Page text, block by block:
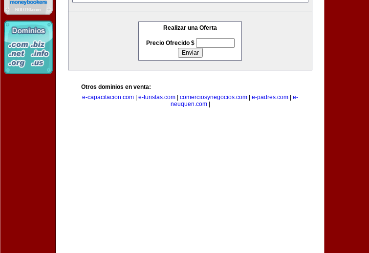
Realizar una Oferta
Precio Ofrecido $
Otros dominios en venta:
e-capacitacion.com
e-turistas.com comerciosynegocios.com e-padres.com
e-
neuquen.com|